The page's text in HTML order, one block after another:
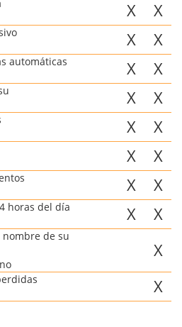
X X
X X
automáticas
X X
X X
X X
X X
X X
horas del día
X X
nombre de su
X
X